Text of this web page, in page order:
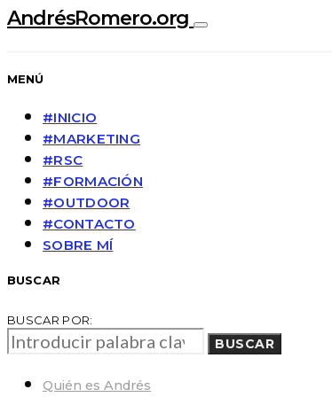
AndrésRomero.org
MENÚ
#INICIO
#MARKETING
#RSC
#FORMACIÓN
#OUTDOOR
#CONTACTO
SOBRE MÍ
BUSCAR
BUSCAR POR:
BUSCAR
Quién es Andrés